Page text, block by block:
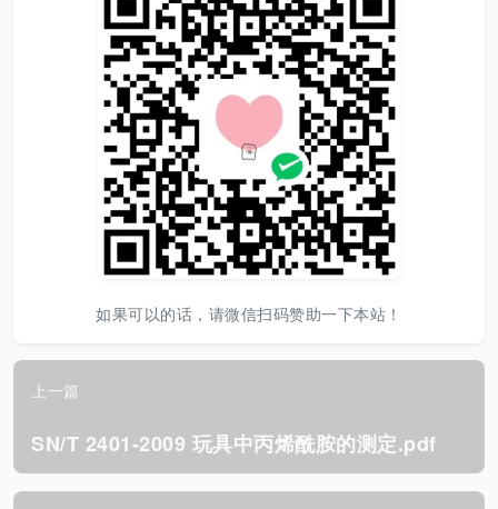
如果可以的话，请微信扫码赞助一下本站！
上一篇
SN/T 2401-2009 玩具中丙烯酰胺的测定.pdf